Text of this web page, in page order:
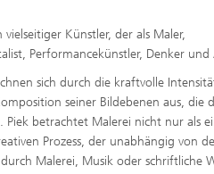
and Smart Health
vielseitiger Künstler, der als Maler,
Performancekünstler, Denker
sich durch die kraftvolle
seiner Bildebenen aus, die
Piek betrachtet Malerei nicht nur als
Prozess, der unabhängig von
durch Malerei, Musik oder schriftliche